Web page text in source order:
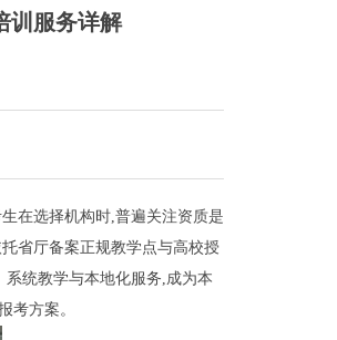
训服务详解
在选择机构时,普遍关注资质是
省厅备案正规教学点与高校授
统教学与本地化服务,成为本
考方案。